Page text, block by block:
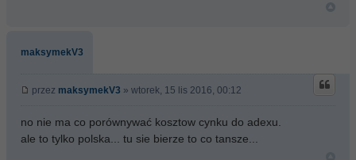
maksymekV3
przez maksymekV3 » wtorek, 15 lis 2016, 00:12
no nie ma co porównywać kosztow cynku do adexu.
ale to tylko polska... tu sie bierze to co tansze...